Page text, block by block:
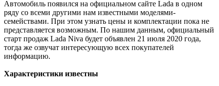
Автомобиль появился на официальном сайте Lada в одном
ряду со всеми другими нам известными моделями-
семействами. При этом узнать цены и комплектации пока не
представляется возможным. По нашим данным, официальный
старт продаж Lada Niva будет объявлен 21 июля 2020 года,
тогда же озвучат интересующую всех покупателей
информацию.
Характеристики известны